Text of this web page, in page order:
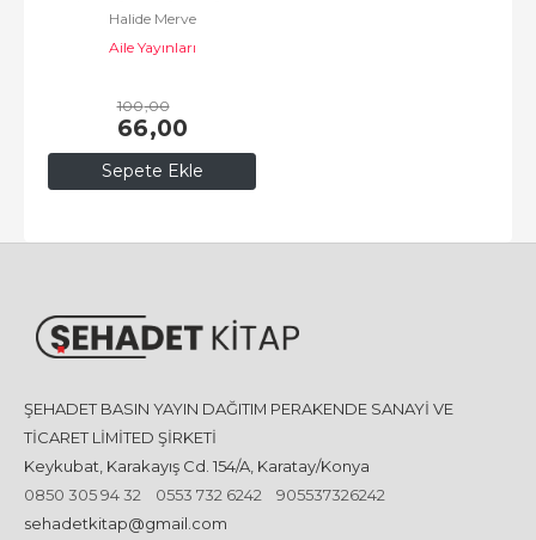
Sepete Ekle
Halide Merve
Aile Yayınları
100,00
66,00
ŞEHADET BASIN YAYIN DAĞITIM PERAKENDE SANAYİ VE
TİCARET LİMİTED ŞİRKETİ
Keykubat, Karakayış Cd. 154/A, Karatay/Konya
0850 305 94 32
0553 732 6242
905537326242
sehadetkitap@gmail.com